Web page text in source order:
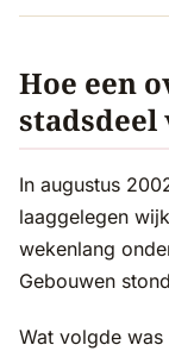
Hoe een
stadsdeel
In augustus
laaggelegen
wekenlang
Gebouwen
Wat volgde